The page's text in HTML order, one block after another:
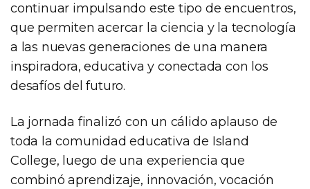
continuar impulsando este tipo de encuentros,
que permiten acercar la ciencia y la tecnología
a las nuevas generaciones de una manera
inspiradora, educativa y conectada con los
desafíos del futuro.
La jornada finalizó con un cálido aplauso de
toda la comunidad educativa de Island
College, luego de una experiencia que
combinó aprendizaje, innovación, vocación